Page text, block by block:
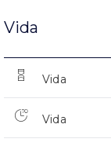
Vida
Vida
Vida